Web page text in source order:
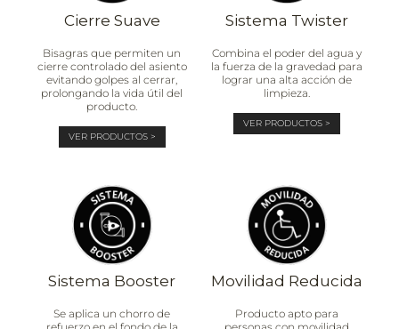
Cierre Suave
Bisagras que permiten un
cierre controlado del asiento
evitando golpes al cerrar,
prolongando la vida útil del
producto.
VER PRODUCTOS >
Sistema Twister
Combina el poder del agua y
la fuerza de la gravedad para
lograr una alta acción de
limpieza.
VER PRODUCTOS >
Sistema Booster
Se aplica un chorro de
Movilidad Reducida
Producto apto para